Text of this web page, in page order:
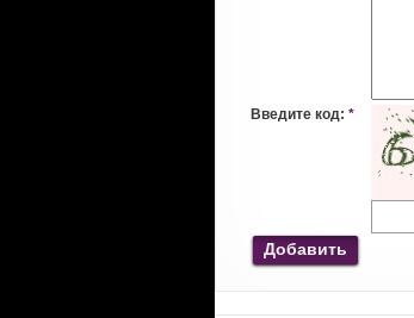
Введите код: *
Добавить